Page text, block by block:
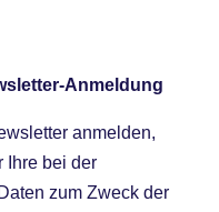
Anmeldung
anmelden,
Ihre bei der
zum Zweck der